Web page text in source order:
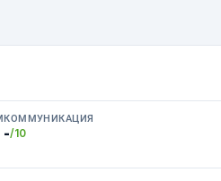
КОММУНИКАЦИЯ
-/10